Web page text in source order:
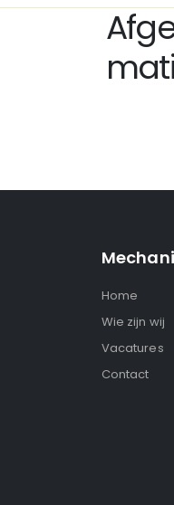
Home
Wie zijn wij
Vacatures
Contact